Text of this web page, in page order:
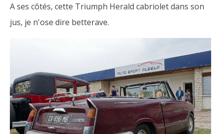
A ses côtés, cette Triumph Herald cabriolet dans son
jus, je n'ose dire betterave.